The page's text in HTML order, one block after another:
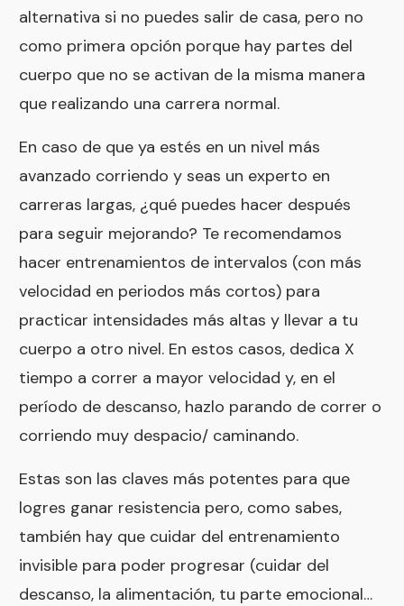
alternativa si no puedes salir de casa, pero no
como primera opción porque hay partes del
cuerpo que no se activan de la misma manera
que realizando una carrera normal.
En caso de que ya estés en un nivel más
avanzado corriendo y seas un experto en
carreras largas, ¿qué puedes hacer después
para seguir mejorando? Te recomendamos
hacer entrenamientos de intervalos (con más
velocidad en periodos más cortos) para
practicar intensidades más altas y llevar a tu
cuerpo a otro nivel. En estos casos, dedica X
tiempo a correr a mayor velocidad y, en el
período de descanso, hazlo parando de correr o
corriendo muy despacio/ caminando.
Estas son las claves más potentes para que
logres ganar resistencia pero, como sabes,
también hay que cuidar del entrenamiento
invisible para poder progresar (cuidar del
descanso, la alimentación, tu parte emocional…